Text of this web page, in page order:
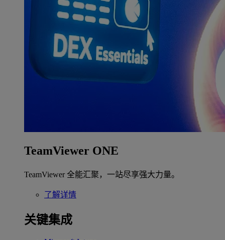
TeamViewer ONE
TeamViewer 全能汇聚，一站尽享强大力量。
了解详情
关键集成